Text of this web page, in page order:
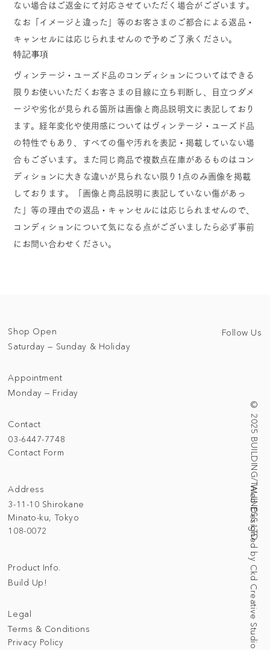
ない場合はご返金にて対応させていただく場合がございます。
なお「イメージと違った」等のお客さまのご都合による返品・
キャンセルには応じられませんので予めご了承ください。
特記事項
ヴィンテージ・ユーズド品のコンディションについてはできる
限りお使いいただくお客さまの目線に立ち判断し、目立つダメ
ージや劣化が見られる箇所は画像と商品説明文に表記しており
ます。経年変化や使用感についてはヴィンテージ・ユーズド品
の特性でもあり、すべての傷や汚れを表記・掲載していない場
合もございます。また同じ商品で複数点在庫があるものはコン
ディションに大きな違いが見られない限り1点のみ画像を掲載
しております。「画像と商品説明に表記していない傷があっ
た」等の理由での返品・キャンセルには応じられませんので、
コンディションについて気になる点がございましたら必ず事前
にお問い合わせください。
Address
3-11-10 Shirokane
Minato-ku, Tokyo
108-0072
© 2025 BUILDING/TALLNESS LTD.
Web Designed by Ckd Creative Studio
Contact
03-6447-7748
Contact Form
Shop Open
Saturday — Sunday & Holiday
Appointment
Monday — Friday
Legal
Terms & Conditions
Privacy Policy
Product Info.
Build Up!
Follow Us